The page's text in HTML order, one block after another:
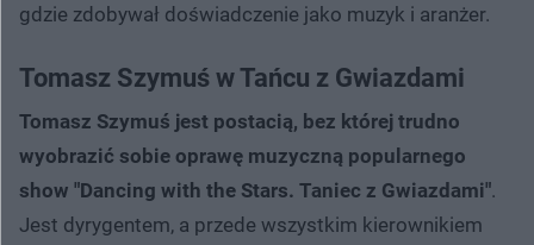
gdzie zdobywał doświadczenie jako muzyk i aranżer.
Tomasz Szymuś w Tańcu z Gwiazdami
Tomasz Szymuś jest postacią, bez której trudno
wyobrazić sobie oprawę muzyczną popularnego
show "Dancing with the Stars. Taniec z Gwiazdami".
Jest dyrygentem, a przede wszystkim kierownikiem